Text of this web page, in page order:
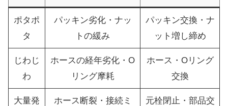
ポタポ
タ
パッキン劣化・ナッ
トの緩み
パッキン交換・ナ
ット増し締め
じわじ
わ
ホースの経年劣化・O
リング摩耗
ホース・Oリング
交換
大量発
ホース断裂・接続ミ
元栓閉止・部品交